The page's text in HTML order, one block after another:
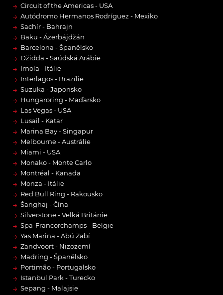
→ Circuit of the Americas - USA
→ Autódromo Hermanos Rodríguez - Mexiko
→ Sachír - Bahrajn
→ Baku - Ázerbájdžán
→ Barcelona - Španělsko
→ Džidda - Saúdská Arábie
→ Imola - Itálie
→ Interlagos - Brazílie
→ Suzuka - Japonsko
→ Hungaroring - Maďarsko
→ Las Vegas - USA
→ Lusail - Katar
→ Marina Bay - Singapur
→ Melbourne - Austrálie
→ Miami - USA
→ Monako - Monte Carlo
→ Montréal - Kanada
→ Monza - Itálie
→ Red Bull Ring - Rakousko
→ Šanghaj - Čína
→ Silverstone - Velká Británie
→ Spa-Francorchamps - Belgie
→ Yas Marina - Abú Zabí
→ Zandvoort - Nizozemí
→ Madring - Španělsko
→ Portimão - Portugalsko
→ Istanbul Park - Turecko
→ Sepang - Malajsie